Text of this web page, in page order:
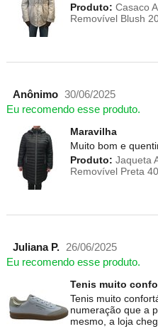
Produto: Casaco
Removível Blush
Anônimo 30/06/2025
Eu recomendo esse produto.
Maravilha
Muito bom e
Produto: Jaqueta
Removível Preta
Juliana P.
26/06/2025
Eu recomendo esse produto.
Tenis muito
Tenis muito
numeração que a
mesmo, a loja